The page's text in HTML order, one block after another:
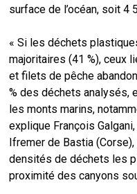
surface de l’océan, soit 4
« Si les déchets
majoritaires (41 %), ceux
et filets de pêche
% des déchets analysés,
les monts marins,
explique François
Ifremer de Bastia
densités de déchets les
proximité des canyons